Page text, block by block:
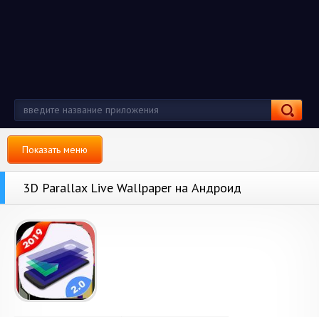
Показать меню
3D Parallax Live Wallpaper на Андроид